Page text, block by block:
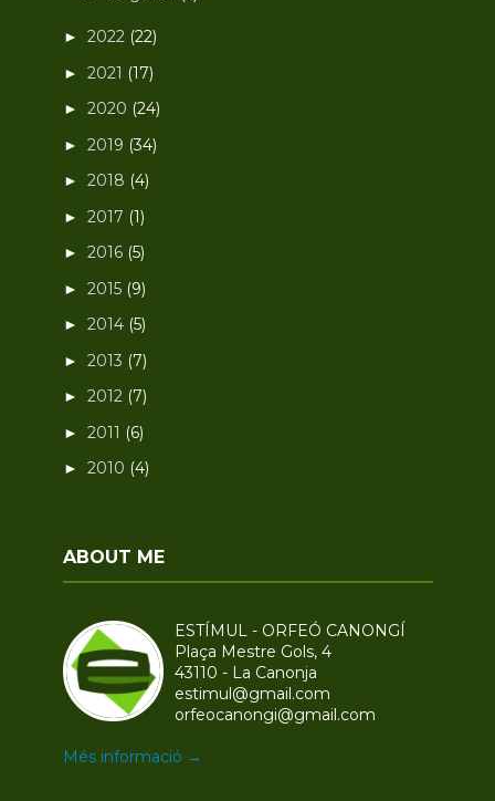
► 2022 (22)
► 2021 (17)
► 2020 (24)
► 2019 (34)
► 2018 (4)
► 2017 (1)
► 2016 (5)
► 2015 (9)
► 2014 (5)
► 2013 (7)
► 2012 (7)
► 2011 (6)
► 2010 (4)
ABOUT ME
ESTÍMUL - ORFEÓ CANONGÍ
Plaça Mestre Gols, 4
43110 - La Canonja
estimul@gmail.com
orfeocanongi@gmail.com
Més informació →